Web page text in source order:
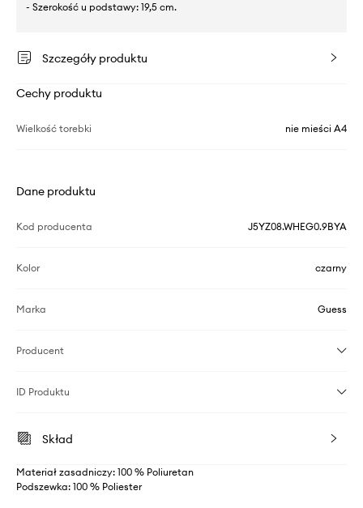
- Szerokość u podstawy: 19,5 cm.
Szczegóły produktu
Cechy produktu
Wielkość torebki nie mieści A4
Dane produktu
Kod producenta J5YZ08.WHEG0.9BYA
Kolor czarny
Marka Guess
Producent
ID Produktu
Skład
Materiał zasadniczy: 100 % Poliuretan
Podszewka: 100 % Poliester